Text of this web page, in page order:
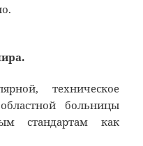
техническое
больницы
стандартам как